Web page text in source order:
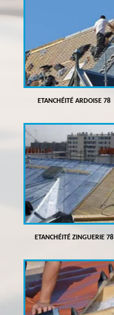
ETANCHÉITÉ ARDOISE 78
ETANCHÉITÉ ZINGUERIE 78